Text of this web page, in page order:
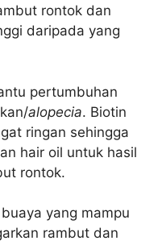
rontok dan
daripada yang
pertumbuhan
alopecia. Biotin
ringan sehingga
hair oil untuk hasil
rontok.
yang mampu
rambut dan